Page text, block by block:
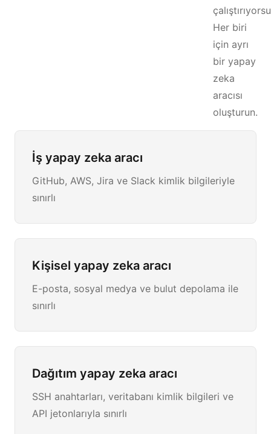
Her biri
için ayrı
bir yapay
zeka
aracısı
oluşturun.
İş yapay zeka aracı
GitHub, AWS, Jira ve Slack kimlik bilgileriyle
sınırlı
Kişisel yapay zeka aracı
E-posta, sosyal medya ve bulut depolama ile
sınırlı
Dağıtım yapay zeka aracı
SSH anahtarları, veritabanı kimlik bilgileri ve
API jetonlarıyla sınırlı